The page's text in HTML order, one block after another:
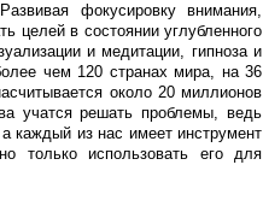
фокусировку внимания,
целей в состоянии углубленного
и медитации, гипноза и
чем 120 странах мира, на 36
около 20 миллионов
учатся решать проблемы, ведь
каждый из нас имеет инструмент
только использовать его для